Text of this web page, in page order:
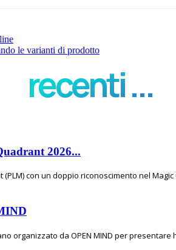
le varianti di prodotto
recenti ...
2026...
con un doppio riconoscimento nel
organizzato da OPEN MIND per presentare